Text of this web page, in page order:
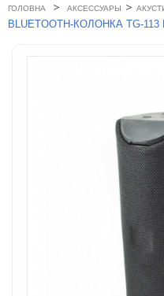
ГОЛОВНА > АКСЕССУАРЫ >
BLUETOOTH-КОЛОНКА TG-113